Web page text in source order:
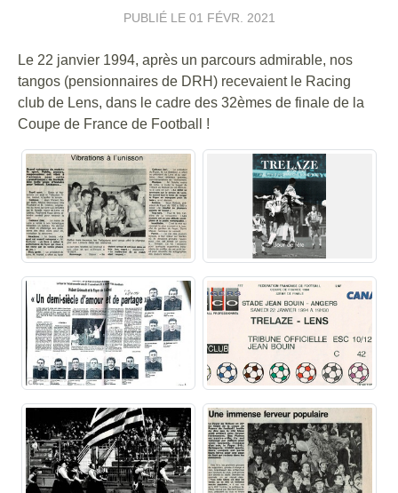
PUBLIÉ LE 01 FÉVR. 2021
Le 22 janvier 1994, après un parcours admirable, nos
tangos (pensionnaires de DRH) recevaient le Racing
club de Lens, dans le cadre des 32èmes de finale de la
Coupe de France de Football !